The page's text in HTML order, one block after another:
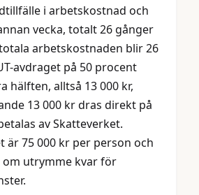
i arbetskostnad och
vecka, totalt 26 gånger
arbetskostnaden blir 26
avdraget på 50 procent
hälften, alltså 13 000 kr,
13 000 kr dras direkt på
av Skatteverket.
är 75 000 kr per person och
utrymme kvar för